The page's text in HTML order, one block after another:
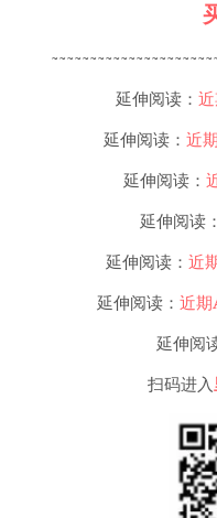
延伸阅读：
延伸阅读： 近
延伸阅读：
延伸阅读：
延伸阅读： 近
延伸阅读： 近
延伸阅
扫码进入